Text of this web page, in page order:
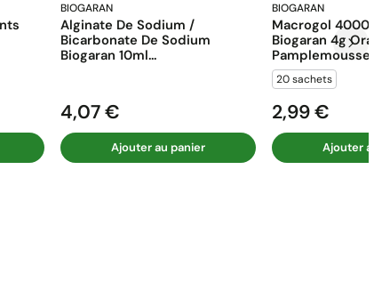
BIOGARAN
Alginate De Sodium /
Bicarbonate De Sodium
Biogaran 10ml...
Prix
4,07 €
Ajouter au panier
BIOGARAN
Macrogol 4000
Biogaran 4g
Pamplemousse...
20 sachets
Prix
2,99 €
Ajouter au